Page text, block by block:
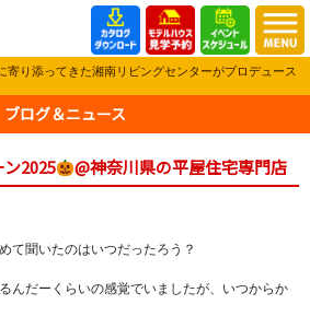
寄り添ってきた湘南リビングセンターがプロデュース
ブログ＆ニュース
2025 @神奈川県の平屋住宅専門店
て聞いたのはいつだったろう？
んだーくらいの感覚でいましたが、いつからか